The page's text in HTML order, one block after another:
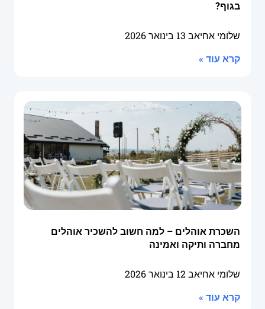
בגוף?
שלומי אחיאב 13 בינואר 2026
קרא עוד »
השכרת אוהלים – למה חשוב להשכיר אוהלים
מחברה ותיקה ואמינה
שלומי אחיאב12 בינואר 2026
קרא עוד »